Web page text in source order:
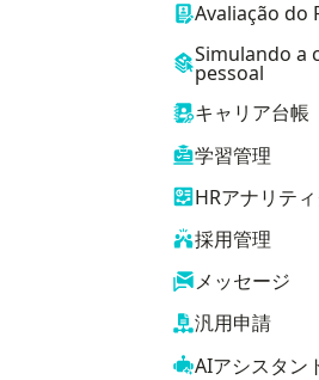
Avaliação do
Simulando a
pessoal
キャリア台帳
学習管理
HRアナリテ
採用管理
メッセージ
汎用申請
AIアシスタン